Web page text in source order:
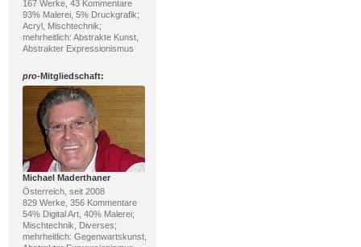
167 Werke, 43 Kommentare
93% Malerei, 5% Druckgrafik;
Acryl, Mischtechnik;
mehrheitlich: Abstrakte Kunst,
Abstrakter Expressionismus
pro-Mitgliedschaft:
Michael Maderthaner
Österreich, seit 2008
829 Werke, 356 Kommentare
54% Digital Art, 40% Malerei;
Mischtechnik, Diverses;
mehrheitlich: Gegenwartskunst,